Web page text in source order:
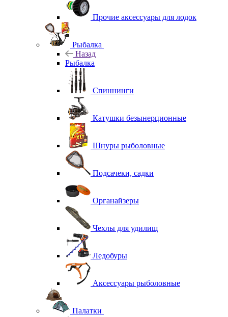
Прочие аксессуары для лодок
Рыбалка
Назад
Рыбалка
Спиннинги
Катушки безынерционные
Шнуры рыболовные
Подсачеки, садки
Органайзеры
Чехлы для удилищ
Ледобуры
Аксессуары рыболовные
Палатки